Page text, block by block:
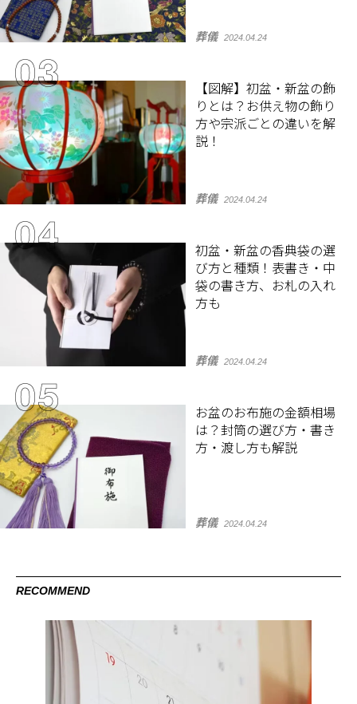
葬儀 2024.04.24
【図解】初盆・新盆の飾
りとは？お供え物の飾り
方や宗派ごとの違いを解
説！
葬儀 2024.04.24
初盆・新盆の香典袋の選
び方と種類！表書き・中
袋の書き方、お札の入れ
方も
葬儀 2024.04.24
お盆のお布施の金額相場
は？封筒の選び方・書き
方・渡し方も解説
葬儀 2024.04.24
RECOMMEND